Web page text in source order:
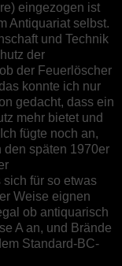
eingezogen ist
Antiquariat selbst.
und Technik
der
der Feuerlöscher
konnte ich nur
gedacht, dass ein
mehr bietet und
fügte noch an,
späten 1970er
sich für so etwas
Weise eignen
ob antiquarisch
A an, und Brände
Standard-BC-